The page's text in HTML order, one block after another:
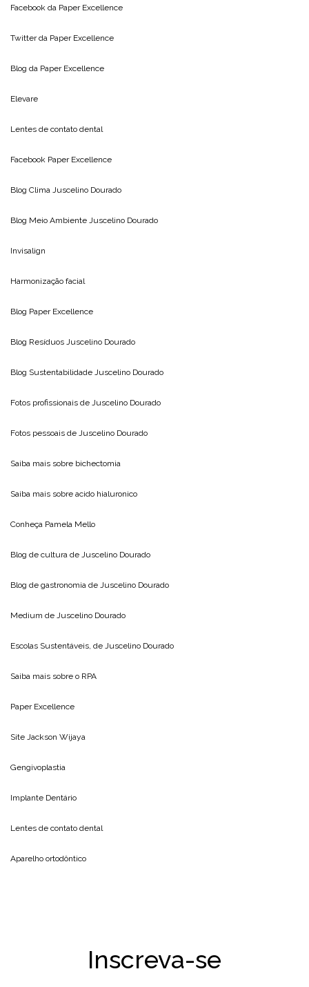
Facebook da Paper Excellence
Twitter da Paper Excellence
Blog da Paper Excellence
Elevare
Lentes de contato dental
Facebook Paper Excellence
Blog Clima Juscelino Dourado
Blog Meio Ambiente Juscelino Dourado
Invisalign
Harmonização facial
Blog Paper Excellence
Blog Resíduos Juscelino Dourado
Blog Sustentabilidade Juscelino Dourado
Fotos profissionais de Juscelino Dourado
Fotos pessoais de Juscelino Dourado
Saiba mais sobre bichectomia
Saiba mais sobre acido hialuronico
Conheça Pamela Mello
Blog de cultura de Juscelino Dourado
Blog de gastronomia de Juscelino Dourado
Medium de Juscelino Dourado
Escolas Sustentáveis, de Juscelino Dourado
Saiba mais sobre o RPA
Paper Excellence
Site Jackson Wijaya
Gengivoplastia
Implante Dentário
Lentes de contato dental
Aparelho ortodôntico
Inscreva-se